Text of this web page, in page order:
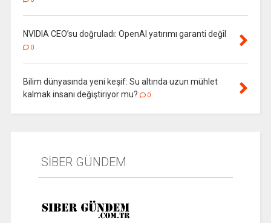
NVIDIA CEO’su doğruladı: OpenAI yatırımı garanti değil
0
Bilim dünyasında yeni keşif: Su altında uzun mühlet
kalmak insanı değiştiriyor mu?
0
SİBER GÜNDEM